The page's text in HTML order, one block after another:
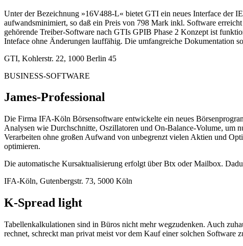
Unter der Bezeichnung »16V488-L« bietet GTI ein neues Interface der
aufwandsminimiert, so daß ein Preis von 798 Mark inkl. Software
gehörende Treiber-Software nach GTIs GPIB Phase 2 Konzept ist
Inteface ohne Änderungen lauffähig. Die umfangreiche Dokumentation
GTI, Kohlerstr. 22, 1000 Berlin 45
BUSINESS-SOFTWARE
James-Professional
Die Firma IFA-Köln Börsensoftware entwickelte ein neues
Analysen wie Durchschnitte, Oszillatoren und On-Balance-Volume, um
Verarbeiten ohne großen Aufwand von unbegrenzt vielen Aktien und
optimieren.
Die automatische Kursaktualisierung erfolgt über Btx oder Mailbox.
IFA-Köln, Gutenbergstr. 73, 5000 Köln
K-Spread light
Tabellenkalkulationen sind in Büros nicht mehr wegzudenken. Auch
rechnet, schreckt man privat meist vor dem Kauf einer solchen Software